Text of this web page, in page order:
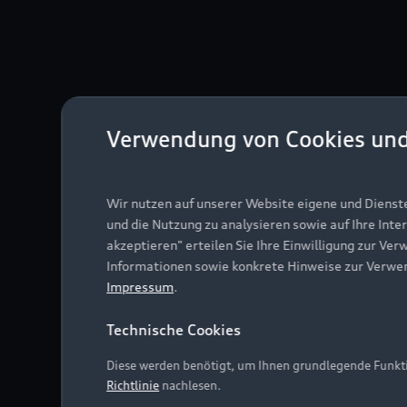
Verwendung von Cookies
Wir nutzen auf unserer Website eigene und
und die Nutzung zu analysieren sowie auf Ihre
akzeptieren" erteilen Sie Ihre Einwilligung zur
Informationen sowie konkrete Hinweise zur
Impressum.
Technische Cookies
Diese werden benötigt, um Ihnen grundlegende
Richtlinie nachlesen.